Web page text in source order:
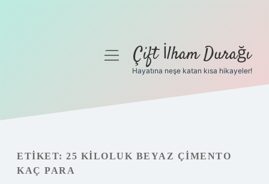
Gizlilik Politikası
Hakkımızda
menüyüÇift İlham Durağı
Hayatına neşe katan kısa hikayeler!
ETIKET: 25 KILOLUK BEYAZ ÇIMENTO
KAÇ PARA